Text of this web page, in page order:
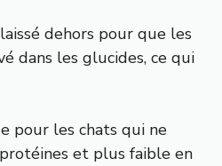
dehors pour que les
dans les glucides, ce qui
pour les chats qui ne
et plus faible en